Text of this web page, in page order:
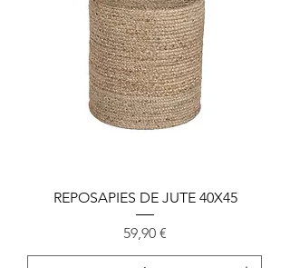
REPOSAPIES DE JUTE 40X45
Prix
59,90 €